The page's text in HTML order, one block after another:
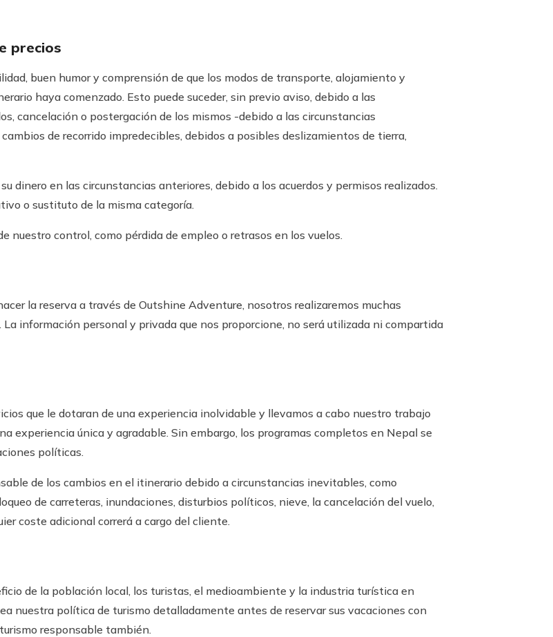
precios
buen humor y comprensión de que los modos de transporte, alojamiento y
haya comenzado. Esto puede suceder, sin previo aviso, debido a las
cancelación o postergación de los mismos -debido a las circunstancias
de recorrido impredecibles, debidos a posibles deslizamientos de tierra,
dinero en las circunstancias anteriores, debido a los acuerdos y permisos realizados.
o sustituto de la misma categoría.
nuestro control, como pérdida de empleo o retrasos en los vuelos.
la reserva a través de Outshine Adventure, nosotros realizaremos muchas
información personal y privada que nos proporcione, no será utilizada ni compartida
que le dotaran de una experiencia inolvidable y llevamos a cabo nuestro trabajo
experiencia única y agradable. Sin embargo, los programas completos en Nepal se
políticas.
de los cambios en el itinerario debido a circunstancias inevitables, como
de carreteras, inundaciones, disturbios políticos, nieve, la cancelación del vuelo,
coste adicional correrá a cargo del cliente.
de la población local, los turistas, el medioambiente y la industria turística en
nuestra política de turismo detalladamente antes de reservar sus vacaciones con
responsable también.